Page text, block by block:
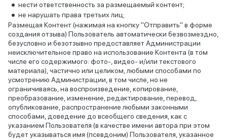
нести ответственность за размещаемый контент;
не нарушать права третьих лиц;
Размещая Контент (нажимая на кнопку "Отправить" в форме
создания отзыва) Пользователь автоматически безвозмездно,
безусловно и безотзывно предоставляет Администрации
неисключительное право на использование Контента (в том
числе его содержимого: фото-, видео- и/или текстового
материала), частично или целиком, любыми способами по
усмотрению Администрации, в том числе, но не
ограничиваясь, на воспроизведение, копирование,
преобразование, изменение, редактирование, перевод,
опубликование, распространение любыми законными
способами, доведение до всеобщего сведения, как с
указанием Пользователя (в качестве имени автора при этом
будет указываться имя (псевдоним) Пользователя, указанное